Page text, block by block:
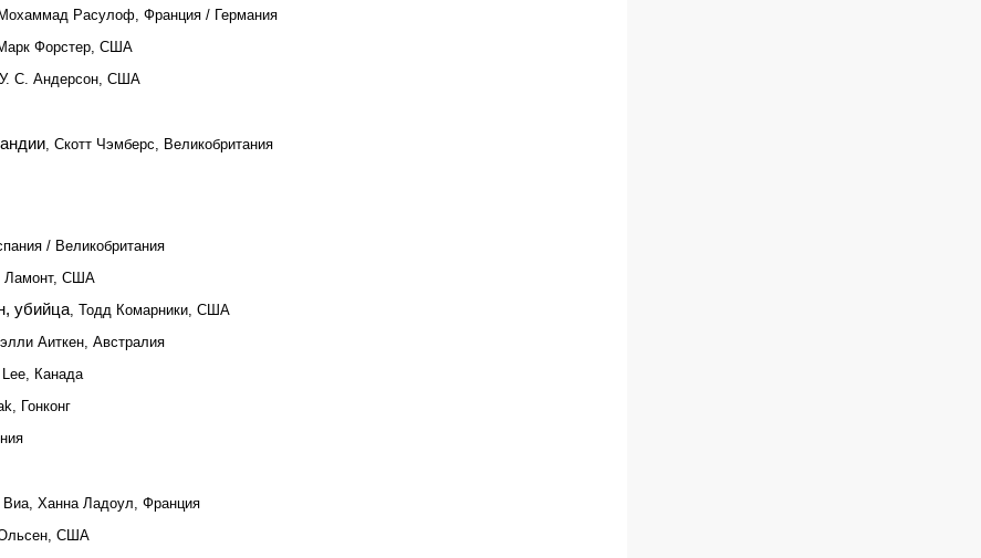
Расулоф, Франция / Германия
Форстер, США
С. Андерсон, США
, Скотт Чэмберс, Великобритания
/ Великобритания
Ламонт, США
убийца, Тодд Комарники, США
Аиткен, Австралия
Канада
Гонконг
Ханна Ладоул, Франция
США